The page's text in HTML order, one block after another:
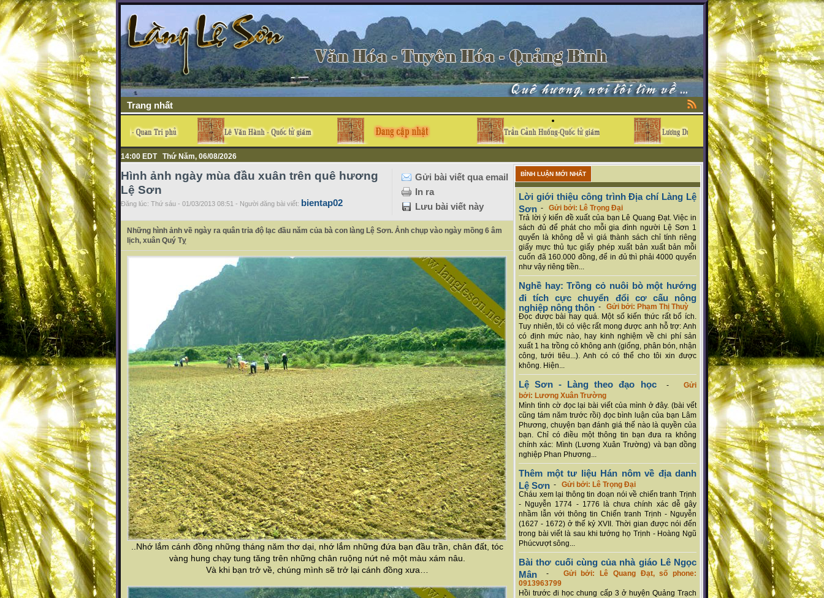
Trang nhất
14:00 EDT Thứ Năm, 06/08/2026
Gửi bài viết qua email
In ra
Lưu bài viết này
Hình ảnh ngày mùa đầu xuân trên quê hương
Lệ Sơn
Đăng lúc: Thứ sáu - 01/03/2013 08:51 - Người đăng bài viết: bientap02
Những hình ảnh về ngày ra quân trỉa độ lạc đầu năm của bà con làng Lệ Sơn. Ảnh chụp vào ngày mồng 6 âm
lịch, xuân Quý Tỵ
..Nhớ lắm cánh đồng những tháng năm thơ dại, nhớ lắm những đứa bạn đầu trần, chân đất, tóc
vàng hung chạy tung tăng trên những chân ruộng nứt nẻ một màu xám nâu.
Và khi bạn trở về, chúng mình sẽ trở lại cánh đồng xưa…
BÌNH LUẬN MỚI NHẤT
Lời giới thiệu công trình Địa chí Làng Lệ
Sơn - Gửi bởi: Lê Trọng Đại
Trả lời ý kiến đề xuất của bạn Lê Quang Đạt. Việc in
sách đủ để phát cho mỗi gia đình người Lệ Sơn 1
quyển là không dễ vì giá thành sách chỉ tính riêng
giấy mực thủ tục giấy phép xuất bản xuất bản mỗi
cuốn đã 160.000 đồng, để in đủ thì phải 4000 quyển
như vậy riêng tiền...
Nghề hay: Trồng cỏ nuôi bò một hướng
đi tích cực chuyển đổi cơ cấu nông
nghiệp nông thôn - Gửi bởi: Phạm Thị Thuỳ
Đọc được bài hay quá. Một số kiến thức rất bổ ích.
Tuy nhiên, tôi có việc rất mong được anh hỗ trợ: Anh
có định mức nào, hay kinh nghiệm về chi phí sản
xuất 1 ha trồng cỏ không anh (giống, phân bón, nhận
công, tưới tiêu...). Anh có có thể cho tôi xin được
không. Hiện...
Lệ Sơn - Làng theo đạo học-Gửi
bởi: Lương Xuân Trường
Mình tình cờ đọc lại bài viết của mình ở đây. (bài vết
cũng tám năm trước rồi) đọc bình luận của bạn Lâm
Phương, chuyện bạn đánh giá thế nào là quyền của
bạn. Chỉ có điều một thông tin bạn đưa ra không
chính xác: Mình (Lương Xuân Trường) và bạn dồng
nghiệp Phan Phương...
Thêm một tư liệu Hán nôm về địa danh
Lệ Sơn - Gửi bởi: Lê Trọng Đại
Cháu xem lại thông tin đoạn nói về chiến tranh Trịnh
- Nguyễn 1774 - 1776 là chưa chính xác dễ gây
nhầm lẫn với thông tin Chiến tranh Trịnh - Nguyễn
(1627 - 1672) ở thế kỷ XVII. Thời gian được nói đến
trong bài viết là sau khi tướng họ Trịnh - Hoàng Ngũ
Phúcvượt sông...
Bài thơ cuối cùng của nhà giáo Lê Ngọc
Mân - Gửi bởi: Lê Quang Đạt, số phone:
0913963799
Hồi trước đi học chung cấp 3 ở huyện Quảng Trạch